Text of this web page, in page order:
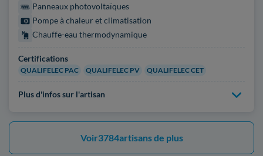
Panneaux photovoltaïques
Pompe à chaleur et climatisation
Chauffe-eau thermodynamique
Certifications
QUALIFELEC PAC QUALIFELEC PV QUALIFELEC CET
Plus d'infos sur l'artisan
Voir3784artisans de plus